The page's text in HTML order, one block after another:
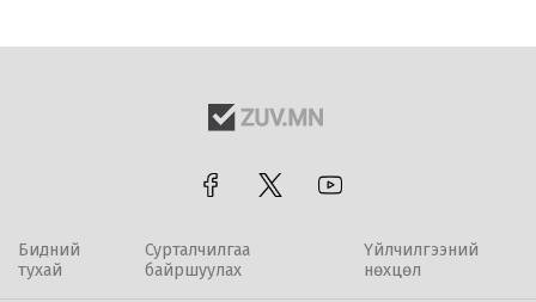
Бидний
тухай
Сурталчилгаа
байршуулах
Үйлчилгээний
нөхцөл